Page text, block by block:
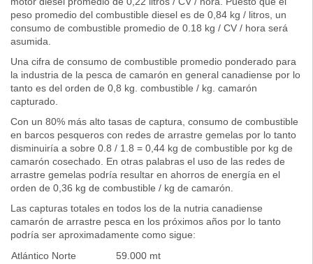
peso promedio del combustible diesel es de 0,84 kg / litros, un
consumo de combustible promedio de 0.18 kg / CV / hora será
asumida.
Una cifra de consumo de combustible promedio ponderado para
la industria de la pesca de camarón en general canadiense por lo
tanto es del orden de 0,8 kg. combustible / kg. camarón
capturado.
Con un 80% más alto tasas de captura, consumo de combustible
en barcos pesqueros con redes de arrastre gemelas por lo tanto
disminuiría a sobre 0.8 / 1.8 = 0,44 kg de combustible por kg de
camarón cosechado. En otras palabras el uso de las redes de
arrastre gemelas podría resultar en ahorros de energía en el
orden de 0,36 kg de combustible / kg de camarón.
Las capturas totales en todos los de la nutria canadiense
camarón de arrastre pesca en los próximos años por lo tanto
podría ser aproximadamente como sigue:
Atlántico Norte
59.000 mt